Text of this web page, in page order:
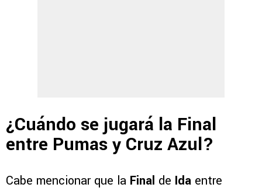
¿Cuándo se jugará la Final
entre Pumas y Cruz Azul?
Cabe mencionar que la Final de Ida entre